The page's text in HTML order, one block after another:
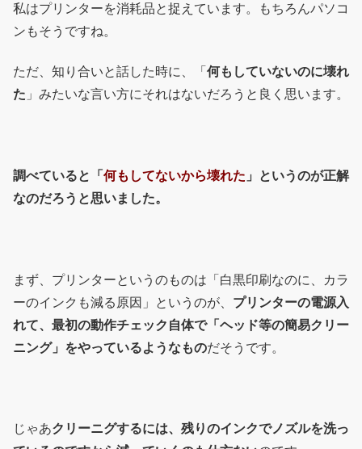
私はプリンターを消耗品と捉えています。もちろんパソコ
ンもそうですね。
ただ、知り合いと話した時に、「 何もしていないのに壊れ
た 」みたいな言い方にそれはないだろうと良く思います。
調べていると「 何もしてないから壊れた 」というのが正解
なのだろうと思いました。
まず、プリンターというのものは「白黒印刷なのに、カラ
ーのインクも減る原因」というのが、 プリンターの電源入
れて、最初の動作チェック自体で「ヘッド等の簡易クリー
ニング」をやっているようなものだそうです。
じゃあクリーニグするには、残りのインクでノズルを洗っ